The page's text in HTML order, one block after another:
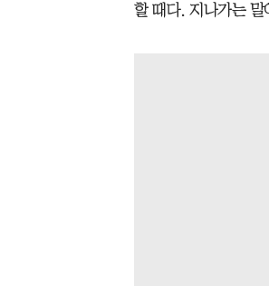
할 때다. 지나가는 말